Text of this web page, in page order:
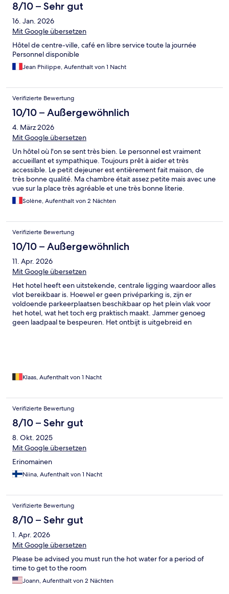
8/10 – Sehr gut
16. Jan. 2026
Mit Google übersetzen
Hôtel de centre-ville, café en libre service toute la journée
Personnel disponible
Jean Philippe, Aufenthalt von 1 Nacht
Verifizierte Bewertung
10/10 – Außergewöhnlich
4. März 2026
Mit Google übersetzen
Un hôtel où l'on se sent très bien. Le personnel est vraiment
accueillant et sympathique. Toujours prêt à aider et très
accessible. Le petit dejeuner est entièrement fait maison, de
très bonne qualité. Ma chambre était assez petite mais avec une
vue sur la place très agréable et une très bonne literie.
Solène, Aufenthalt von 2 Nächten
Verifizierte Bewertung
10/10 – Außergewöhnlich
11. Apr. 2026
Mit Google übersetzen
Het hotel heeft een uitstekende, centrale ligging waardoor alles
vlot bereikbaar is. Hoewel er geen privéparking is, zijn er
voldoende parkeerplaatsen beschikbaar op het plein vlak voor
het hotel, wat het toch erg praktisch maakt. Jammer genoeg
geen laadpaal te bespeuren. Het ontbijt is uitgebreid en
Klaas, Aufenthalt von 1 Nacht
Verifizierte Bewertung
8/10 – Sehr gut
8. Okt. 2025
Mit Google übersetzen
Erinomainen
Niina, Aufenthalt von 1 Nacht
Verifizierte Bewertung
8/10 – Sehr gut
1. Apr. 2026
Mit Google übersetzen
Please be advised you must run the hot water for a period of
time to get to the room
Joann, Aufenthalt von 2 Nächten